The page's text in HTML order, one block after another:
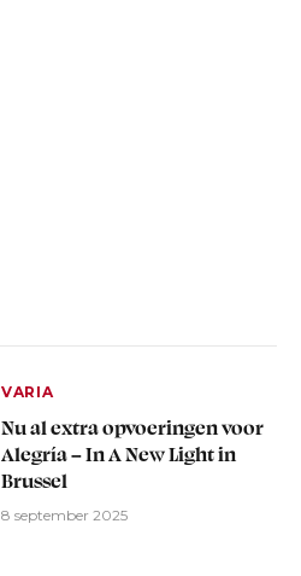
VARIA
Nu al extra opvoeringen voor
Alegría – In A New Light in
Brussel
8 september 2025